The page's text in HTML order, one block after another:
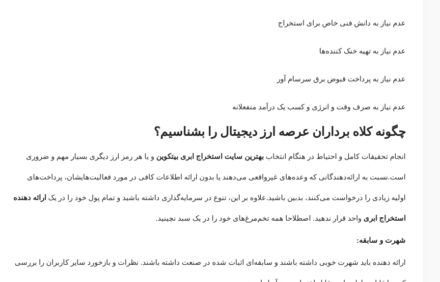
عدم نیاز به دانش فنی خاص برای استخراج
عدم نیاز به تهیه خنک کننده‌ها
عدم نیاز به پرداخت قبوض برق سرسام آور
عدم نیاز به صرف وقت و انرژی و کسب یک درآمد منفعلانه
چگونه کلاه برداران عرصه ارز دیجیتال را بشناسیم؟
انجام تحقیقات کامل و احتیاط در هنگام انتخاب بهترین سایت استخراج ابری بیتکوین و یا هر رمز ارز دیگری بسیار مهم و ضروری
است.نسبت به ارائه‌دهندگانی که وعده‌های غیرواقعی می‌دهند یا بدون ارائه اطلاعات کافی در مورد فعالیت‌هایشان، پرداخت‌های
اولیه زیادی را درخواست می‌کنند، بدبین باشید.علاوه بر این، تنوع در سرمایه‌گذاری‌ داشته باشید و تمام پول خود را در یک ارائه دهنده
استخراج ابری واحد قرار ندهید. اصطلاحا همه تخم‌مرغ‌های خود را در یک سبد نچینید.
شهرت و سابقه:
ارائه دهنده باید شهرت خوبی داشته باشند و سابقه‌ای اثبات شده در صنعت داشته باشند. نظرات و بازخورد سایر کاربران را بررسی